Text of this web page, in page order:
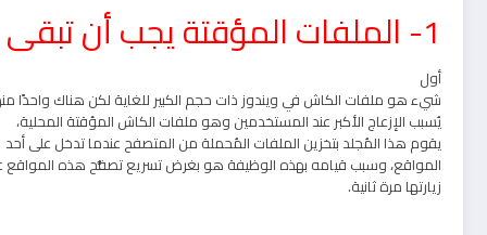
1- الملفات المؤقتة يجب أن تبقى مؤقتة:
أول
شيء هو ملفات الكاش في ويندوز ذات حجم الكبير للغاية لكن هناك واحدًا
يُسبب الإزعاج الأكبر عند المستخدمين وهو ملفات الكاش المؤقتة المحلية،
يقوم هذا المُجلد بتخزين الملفات المُحملة من المتصفح عندما تدخل على أحد
المواقع، وسبب قيامه بهذه الوظيفة هو بغرض تسريع تصفُّح هذه المواقع
زيارتها مرة ثانية.